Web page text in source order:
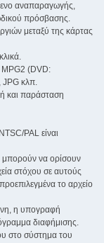
αναπαραγωγής,
πρόσβασης.
μεταξύ της κάρτας
(DVD:
JPG κλπ.
και παράσταση
PAL είναι
μπορούν να ορίσουν
στόχου σε αυτούς
το αρχείο
η υπογραφή
διαφήμισης.
στο σύστημα του